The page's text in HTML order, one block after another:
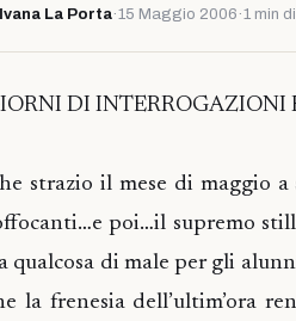
La Porta·15 Maggio 2006 ·1 min
DI INTERROGAZIONI
strazio il mese di maggio a
poi…il supremo
qualcosa di male per gli
la frenesia dell’ultim’ora